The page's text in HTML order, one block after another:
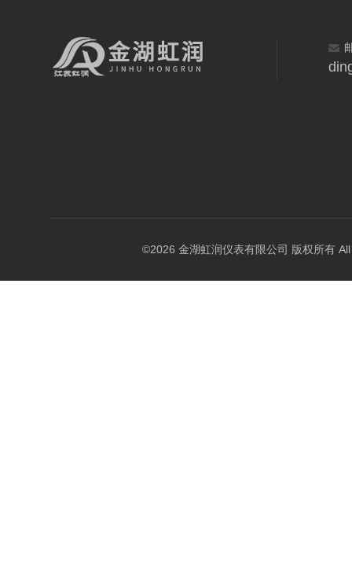
©2026 金湖虹润仪表有限公司 版权所有